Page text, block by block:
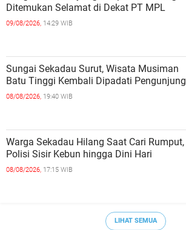
Ditemukan Selamat di Dekat PT MPL
09/08/2026, 14:29 WIB
Sungai Sekadau Surut, Wisata Musiman
Batu Tinggi Kembali Dipadati Pengunjung
08/08/2026, 19:40 WIB
Warga Sekadau Hilang Saat Cari Rumput,
Polisi Sisir Kebun hingga Dini Hari
08/08/2026, 17:15 WIB
LIHAT SEMUA